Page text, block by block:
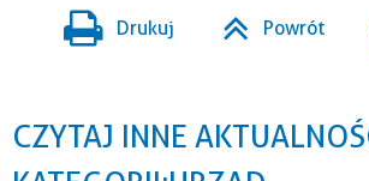
Drukuj Powrót
CZYTAJ INNE